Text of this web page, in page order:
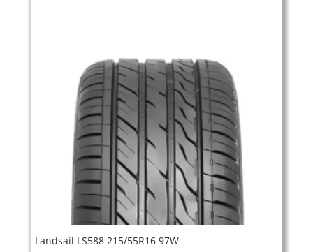
Landsail LS588 215/55R16 97W